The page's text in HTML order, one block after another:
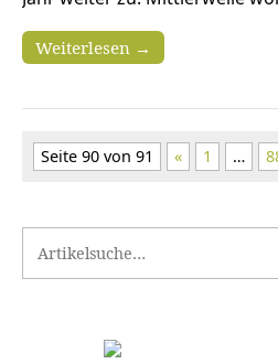
Weiterlesen →
Seite 90 von 91 « 1 …